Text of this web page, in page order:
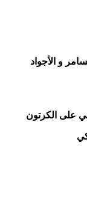
لٱحياء السامر و الأجواد
على الكرتون